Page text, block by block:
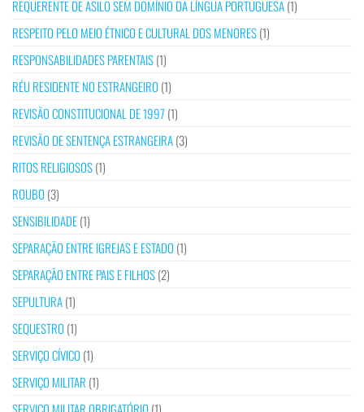
REQUERENTE DE ASILO SEM DOMÍNIO DA LÍNGUA PORTUGUESA(1)
RESPEITO PELO MEIO ÉTNICO E CULTURAL DOS MENORES(1)
RESPONSABILIDADES PARENTAIS(1)
RÉU RESIDENTE NO ESTRANGEIRO (1)
REVISÃO CONSTITUCIONAL DE 1997 (1)
REVISÃO DE SENTENÇA ESTRANGEIRA(3)
RITOS RELIGIOSOS(1)
ROUBO (3)
SENSIBILIDADE(1)
SEPARAÇÃO ENTRE IGREJAS E ESTADO (1)
SEPARAÇÃO ENTRE PAIS E FILHOS(2)
SEPULTURA(1)
SEQUESTRO (1)
SERVIÇO CÍVICO (1)
SERVIÇO MILITAR (1)